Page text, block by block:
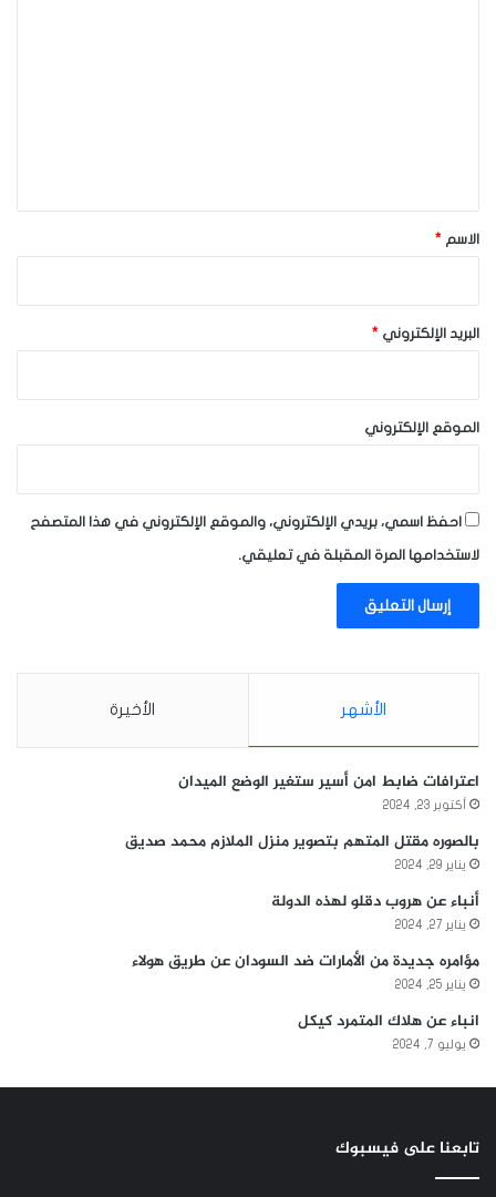
*الاسم *
البريد الإلكتروني *
الموقع الإلكتروني
احفظ اسمي، بريدي الإلكتروني، والموقع الإلكتروني في هذا المتصفح
لاستخدامها المرة المقبلة في تعليقي.
الأشهر الأخيرة
اعترافات ضابط امن أسير ستغير الوضع الميدان
أكتوبر 23, 2024
بالصوره مقتل المتهم بتصوير منزل الملازم محمد صديق
يناير 29, 2024
أنباء عن هروب دقلو لهذه الدولة
يناير 27, 2024
مؤامره جديدة من الأمارات ضد السودان عن طريق هولاء
يناير 25, 2024
انباء عن هلاك المتمرد كيكل
يوليو 7, 2024
تابعنا على فيسبوك